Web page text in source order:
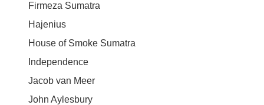
Firmeza Sumatra
Hajenius
House of Smoke Sumatra
Independence
Jacob van Meer
John Aylesbury